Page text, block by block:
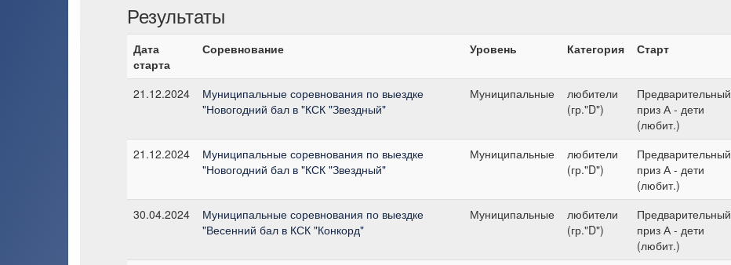
Результаты
Дата
старта
Соревнование Уровень Категория Старт
21.12.2024
Муниципальные соревнования по выездке
"Новогодний бал в "КСК "Звездный"
Муниципальные
любители
(гр."D")
Предварительный
приз А - дети
(любит.)
21.12.2024
Муниципальные соревнования по выездке
"Новогодний бал в "КСК "Звездный"
Муниципальные
любители
(гр."D")
Предварительный
приз А - дети
(любит.)
30.04.2024
Муниципальные соревнования по выездке
"Весенний бал в КСК "Конкорд"
Муниципальные
любители
(гр."D")
Предварительный
приз А - дети
(любит.)